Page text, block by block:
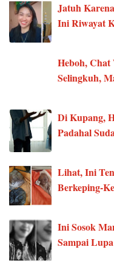
Jatuh
Ini Riwayat
Heboh,
Selingkuh,
Di Kupang,
Padahal
Lihat, Ini
Berkeping-
Ini Sosok
Sampai